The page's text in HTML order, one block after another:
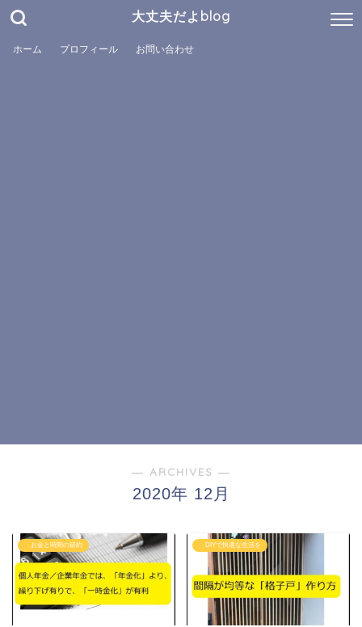
大丈夫だよblog
ホーム プロフィール お問い合わせ
― ARCHIVES ―
2020年 12月
お金と時間の節約 DIYで快適な生活を